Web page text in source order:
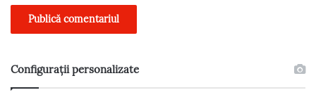
r
i
i
Configurații personalizate